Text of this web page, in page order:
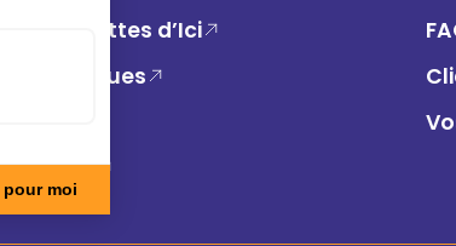
A Deux Pattes d’Ici
Nos cliniques
Conseils